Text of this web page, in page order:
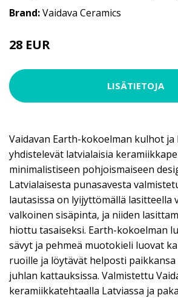
Brand:Vaidava Ceramics
28 EUR
LISÄTIETOJA
Vaidavan Earth-kokoelman kulhot ja
yhdistelevät latvialaisia
minimalistiseen pohjoismaiseen
Latvialaisesta punasavesta
lautasissa on lyijyttömällä lasitteella
valkoinen sisäpinta, ja niiden
hiottu tasaiseksi. Earth-kokoelman
sävyt ja pehmeä muotokieli luovat
ruoille ja löytävät helposti
juhlan kattauksissa. Valmistettu
keramiikkatehtaalla Latviassa ja